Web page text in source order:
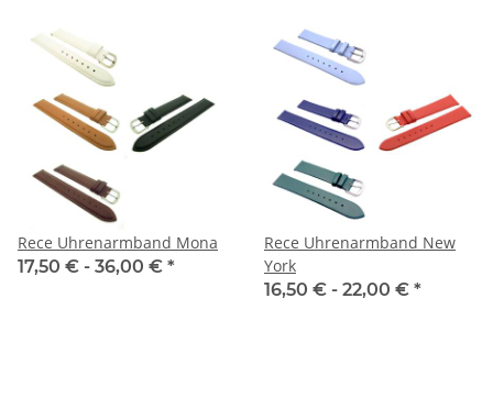
Rece Uhrenarmband Mona
17,50 € - 36,00 € *
Rece Uhrenarmband New
York
16,50 € - 22,00 € *